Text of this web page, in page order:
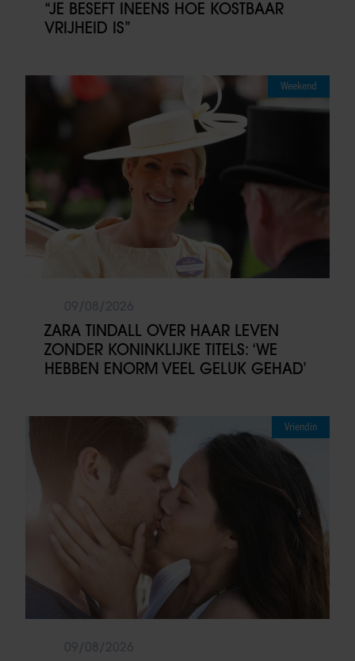
“JE BESEFT INEENS HOE KOSTBAAR
VRIJHEID IS”
Weekend
ZARA TINDALL OVER HAAR LEVEN
ZONDER KONINKLIJKE TITELS: ‘WE
HEBBEN ENORM VEEL GELUK GEHAD’
Vriendin